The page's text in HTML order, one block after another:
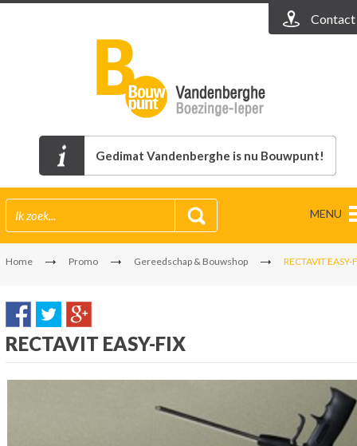
Contact
Gedimat Vandenberghe is nu Bouwpunt!
MENU
Home Promo Gereedschap & Bouwshop RECTAVIT EASY-
RECTAVIT EASY-FIX